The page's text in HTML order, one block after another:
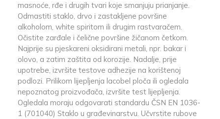
masnoće, rđe i drugih tvari koje smanjuju prianjanje.
Odmastiti staklo, drvo i zastakljene površine
alkoholom, white spiritom ili drugim rastvaračem.
Očistite zarđale i čelične površine žičanom četkom.
Najprije su pjeskareni oksidirani metali, npr. bakar i
olovo, a zatim zaštita od korozije. Nadalje, prije
upotrebe, izvršite testove adhezije na korištenoj
podlozi. Prilikom lijepljenja lacobel ploča ili ogledala
nepoznatog proizvođača, izvršite test lijepljenja.
Ogledala moraju odgovarati standardu ČSN EN 1036-
1 (701040) Staklo u građevinarstvu. Učvrstite rubove